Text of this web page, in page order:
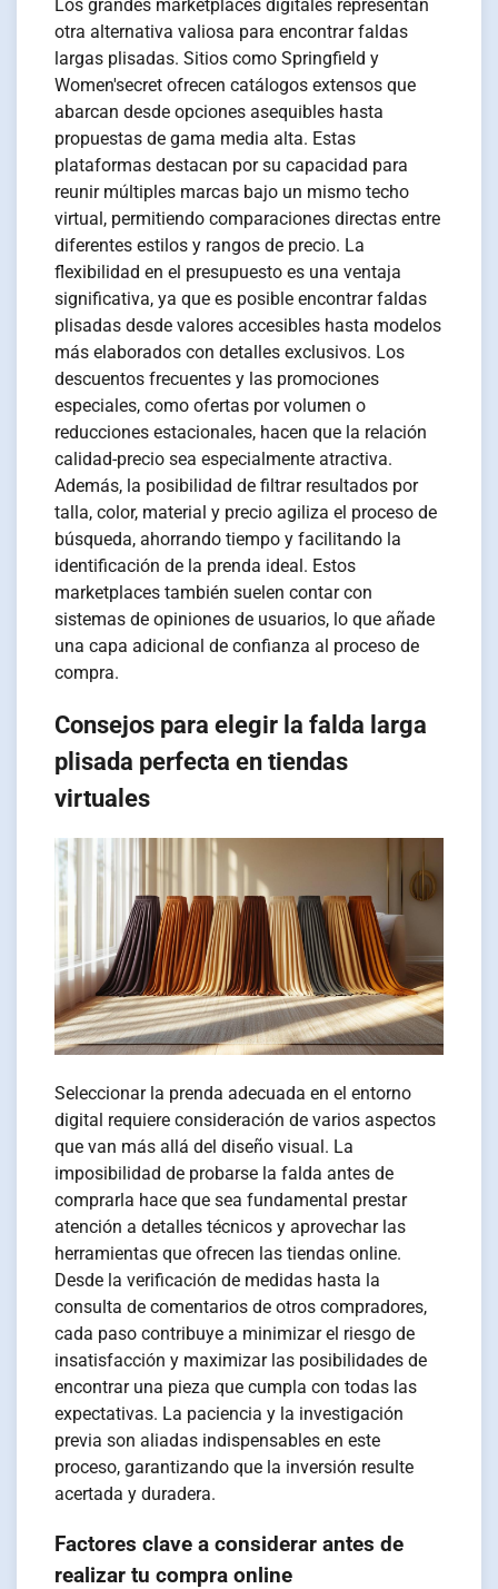
Los grandes marketplaces digitales representan
otra alternativa valiosa para encontrar faldas
largas plisadas. Sitios como Springfield y
Women'secret ofrecen catálogos extensos que
abarcan desde opciones asequibles hasta
propuestas de gama media alta. Estas
plataformas destacan por su capacidad para
reunir múltiples marcas bajo un mismo techo
virtual, permitiendo comparaciones directas entre
diferentes estilos y rangos de precio. La
flexibilidad en el presupuesto es una ventaja
significativa, ya que es posible encontrar faldas
plisadas desde valores accesibles hasta modelos
más elaborados con detalles exclusivos. Los
descuentos frecuentes y las promociones
especiales, como ofertas por volumen o
reducciones estacionales, hacen que la relación
calidad-precio sea especialmente atractiva.
Además, la posibilidad de filtrar resultados por
talla, color, material y precio agiliza el proceso de
búsqueda, ahorrando tiempo y facilitando la
identificación de la prenda ideal. Estos
marketplaces también suelen contar con
sistemas de opiniones de usuarios, lo que añade
una capa adicional de confianza al proceso de
compra.
Consejos para elegir la falda larga
plisada perfecta en tiendas
virtuales
Seleccionar la prenda adecuada en el entorno
digital requiere consideración de varios aspectos
que van más allá del diseño visual. La
imposibilidad de probarse la falda antes de
comprarla hace que sea fundamental prestar
atención a detalles técnicos y aprovechar las
herramientas que ofrecen las tiendas online.
Desde la verificación de medidas hasta la
consulta de comentarios de otros compradores,
cada paso contribuye a minimizar el riesgo de
insatisfacción y maximizar las posibilidades de
encontrar una pieza que cumpla con todas las
expectativas. La paciencia y la investigación
previa son aliadas indispensables en este
proceso, garantizando que la inversión resulte
acertada y duradera.
Factores clave a considerar antes de
realizar tu compra online